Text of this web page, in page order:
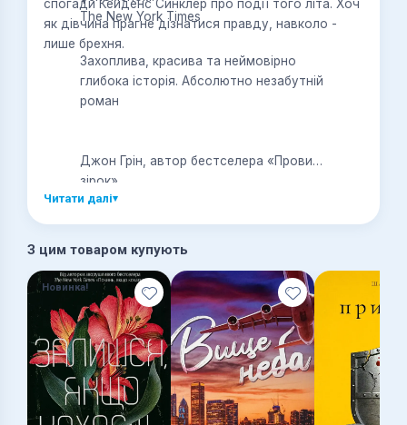
спогади Кейденс Синклер про події того літа. Хоч
як дівчина прагне дізнатися правду, навколо -
лише брехня.
The New York Times
Захоплива, красива та неймовірно
глибока історія. Абсолютно незабутній
роман
Джон Грін, автор бестселера «Провина
зірок»
Читати далі▾
З цим товаром купують
Новинка!